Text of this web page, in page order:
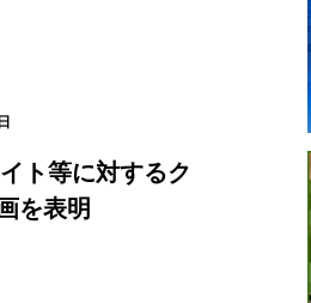
等に対するク
を表明